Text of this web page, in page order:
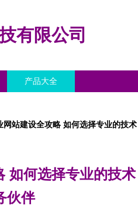
有限公司
产品大全
网站建设全攻略 如何选择专业的技术
如何选择专业的技术
伙伴